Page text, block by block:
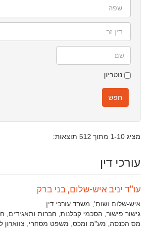
נוטריון
חפש
מציג 1-10 מתוך 512 תוצאות:
עורכי דין
עו"ד יניב איש-שלום, בני ברק
איש-שלום ושות', משרד עורכי דין
תחומי
עיסוק:
גישור פישור, הסכמי קבלנות, חברות ותאגידים,
מס הכנסה, מע"מ ומכס, משפט מסחרי, צווארון